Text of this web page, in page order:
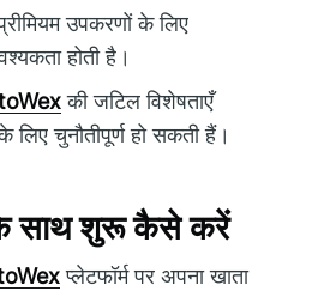
उपकरणों के लिए
होती है।
की जटिल विशेषताएँ
चुनौतीपूर्ण हो सकती हैं।
साथ शुरू कैसे करें
प्लेटफॉर्म पर अपना खाता